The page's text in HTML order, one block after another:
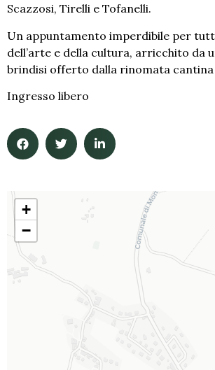
Scazzosi, Tirelli e Tofanelli.
Un appuntamento imperdibile per
dell’arte e della cultura, arricchito da
brindisi offerto dalla rinomata
Ingresso libero
+
−